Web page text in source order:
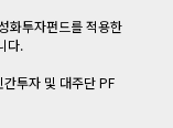
화투자펀드를 적용한
다.
간투자 및 대주단 PF